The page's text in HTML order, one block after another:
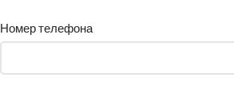
Номер телефона